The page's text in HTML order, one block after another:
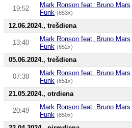
19:52 Mark Ronson feat. Bruno Mars
Funk (653x)
12.06.2024., trešdiena
13:40 Mark Ronson feat. Bruno Mars
Funk (652x)
05.06.2024., trešdiena
07:38 Mark Ronson feat. Bruno Mars
Funk (651x)
21.05.2024., otrdiena
20:49 Mark Ronson feat. Bruno Mars
Funk (650x)